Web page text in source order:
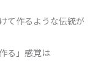
て作るような伝統が
る」感覚は